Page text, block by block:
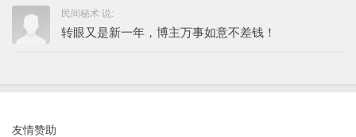
民间秘术 说:
转眼又是新一年，博主万事如意不差钱！
友情赞助